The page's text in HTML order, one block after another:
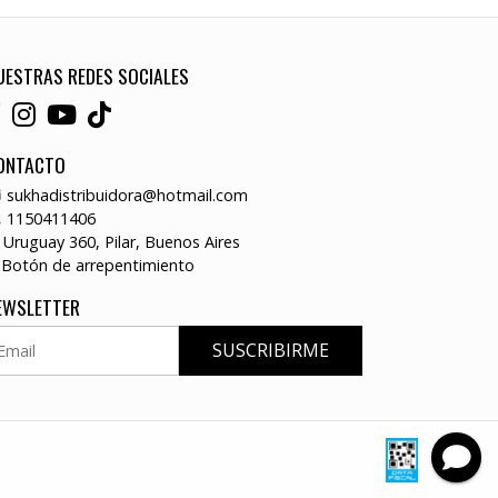
REDES SOCIALES
sukhadistribuidora@hotmail.com
1150411406
Uruguay 360, Pilar, Buenos Aires
Botón de arrepentimiento
SUSCRIBIRME